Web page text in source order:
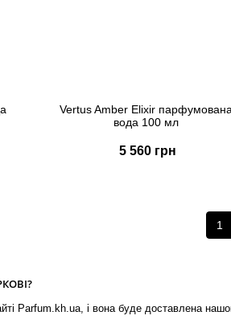
Vertus Amber Elixir
вода 100 мл
5 560 грн
1
Parfum.kh.ua, і вона буде доставлена